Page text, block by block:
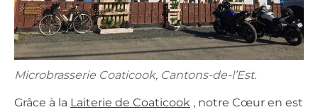
Microbrasserie Coaticook, Cantons-de-l’Est.
Grâce à la Laiterie de Coaticook , notre Cœur en est